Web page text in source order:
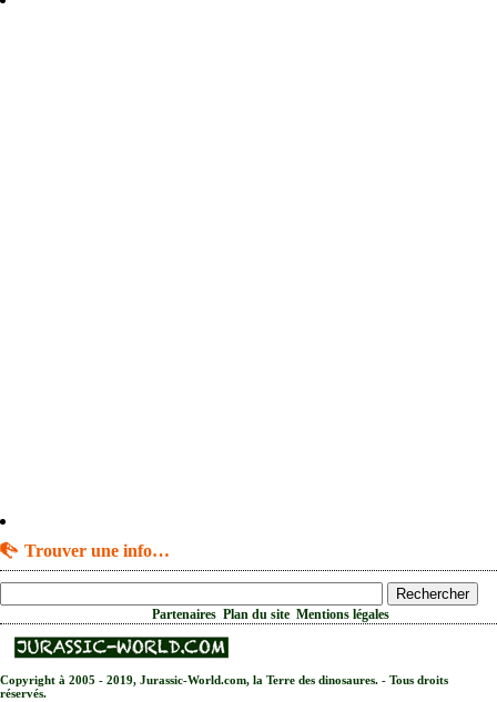
Trouver une info…
Partenaires Plan du site Mentions légales
Copyright à 2005 - 2019, Jurassic-World.com, la Terre des dinosaures. - Tous droits
réservés.